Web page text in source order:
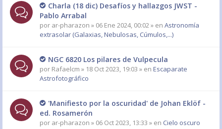
Charla (18 dic) Desafíos y hallazgos JWST -
Pablo Arrabal
por ar-pharazon » 06 Ene 2024, 00:02 » en Astronomía
extrasolar (Galaxias, Nebulosas, Cúmulos,...)
NGC 6820 Los pilares de Vulpecula
por Rafaelcm » 18 Oct 2023, 19:03 » en Escaparate
Astrofotográfico
'Manifiesto por la oscuridad' de Johan Eklöf -
ed. Rosamerón
por ar-pharazon » 06 Oct 2023, 13:33 » en Cielo oscuro